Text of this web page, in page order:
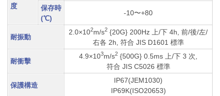
度
保存時
(℃)
-10〜+80
耐振動
2.0×102m/s2 {20G} 200Hz
上/下 4h, 前/後/左/
右各 2h, 符合 JIS D1601 標準
耐衝擊
4.9×103m/s2 {500G} 0.5ms 上/下 3 次,
符合 JIS C5026 標準
保護構造
IP67(JEM1030)
IP69K(ISO20653)